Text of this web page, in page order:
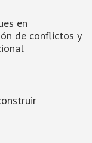
en
de conflictos y